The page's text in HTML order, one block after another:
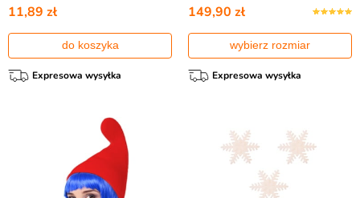
11,89 zł
do koszyka
Expresowa wysyłka
149,90 zł
wybierz rozmiar
Expresowa wysyłka